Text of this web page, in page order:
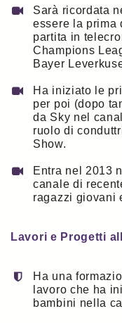
Sarà ricordata
essere la prima
partita in
Champions
Bayer
Ha iniziato le
per poi (dopo
da Sky nel
ruolo di
Show.
Entra nel 2013
canale di
ragazzi giovani
Lavori e Progetti
Ha una
lavoro che ha
bambini nella